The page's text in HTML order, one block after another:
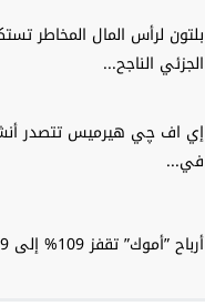
بلتون لرأس المال المخاطر
الجزئي الناجح...
إي اف چي هيرميس تتصدر
في...
أرباح ”أموك” تقفز 109% إلى 1.9 مليار جنيه...